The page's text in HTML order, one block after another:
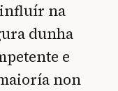
na
dunha
e
non